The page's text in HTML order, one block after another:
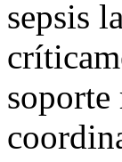
sepsis